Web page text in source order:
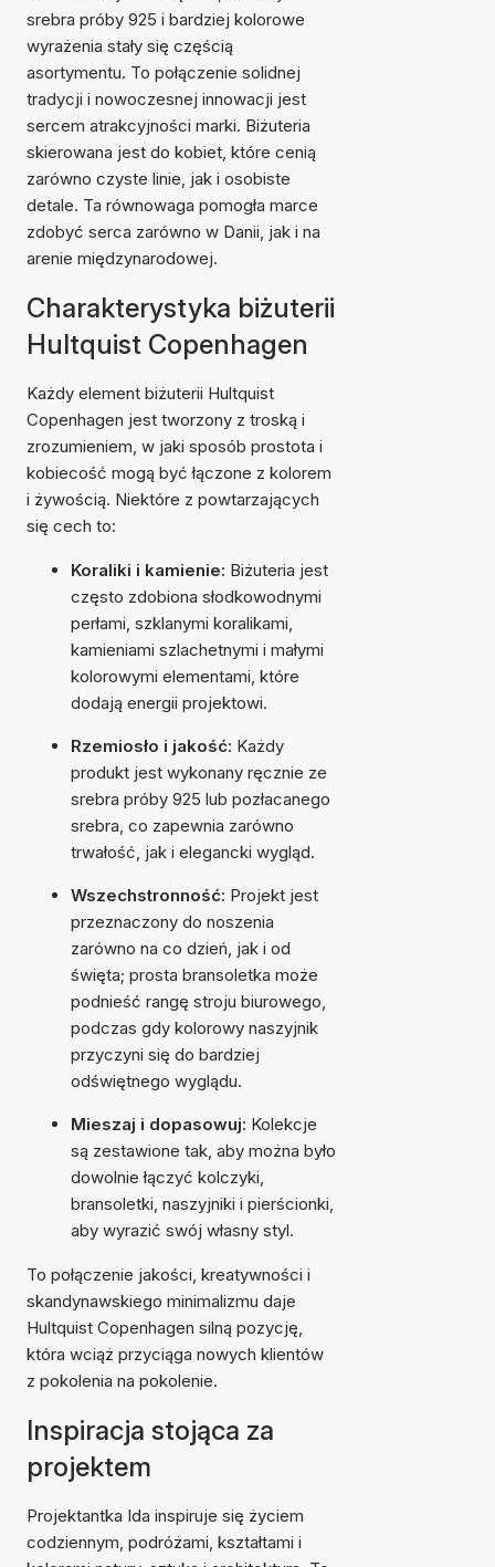
srebra próby 925 i bardziej kolorowe
wyrażenia stały się częścią
asortymentu. To połączenie solidnej
tradycji i nowoczesnej innowacji jest
sercem atrakcyjności marki. Biżuteria
skierowana jest do kobiet, które cenią
zarówno czyste linie, jak i osobiste
detale. Ta równowaga pomogła marce
zdobyć serca zarówno w Danii, jak i na
arenie międzynarodowej.
Charakterystyka biżuterii
Hultquist Copenhagen
Każdy element biżuterii Hultquist
Copenhagen jest tworzony z troską i
zrozumieniem, w jaki sposób prostota i
kobiecość mogą być łączone z kolorem
i żywością. Niektóre z powtarzających
się cech to:
Koraliki i kamienie: Biżuteria jest
często zdobiona słodkowodnymi
perłami, szklanymi koralikami,
kamieniami szlachetnymi i małymi
kolorowymi elementami, które
dodają energii projektowi.
Rzemiosło i jakość: Każdy
produkt jest wykonany ręcznie ze
srebra próby 925 lub pozłacanego
srebra, co zapewnia zarówno
trwałość, jak i elegancki wygląd.
Wszechstronność: Projekt jest
przeznaczony do noszenia
zarówno na co dzień, jak i od
święta; prosta bransoletka może
podnieść rangę stroju biurowego,
podczas gdy kolorowy naszyjnik
przyczyni się do bardziej
odświętnego wyglądu.
Mieszaj i dopasowuj: Kolekcje
są zestawione tak, aby można było
dowolnie łączyć kolczyki,
bransoletki, naszyjniki i pierścionki,
aby wyrazić swój własny styl.
To połączenie jakości, kreatywności i
skandynawskiego minimalizmu daje
Hultquist Copenhagen silną pozycję,
która wciąż przyciąga nowych klientów
z pokolenia na pokolenie.
Inspiracja stojąca za
projektem
Projektantka Ida inspiruje się życiem
codziennym, podróżami, kształtami i